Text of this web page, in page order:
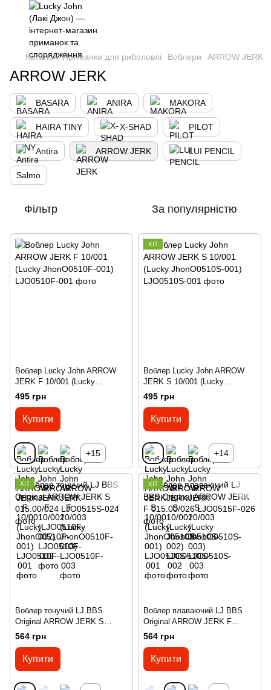
Каталог Приманки для риболовлі Воблери ARROW JERK
ARROW JERK
BASARA ANIRA MAKORA
HAIRA TINY X-SHAD PILOT
Antira ARROW JERK LUI PENCIL
Salmo
Фільтр За популярністю
Воблер Lucky John ARROW
JERK F 10/001 (Lucky
JhonO0510F-001)
495 грн
Купити
+15
ХІТ
Воблер Lucky John ARROW
JERK S 10/001 (Lucky
JhonO0510S-001)
495 грн
Купити
+14
ХІТ
Воблер тонучий LJ BBS
Original ARROW JERK S
015.00/024
564 грн
Купити
ХІТ
Воблер плаваючий LJ BBS
Original ARROW JERK F
015.00/026
564 грн
Купити